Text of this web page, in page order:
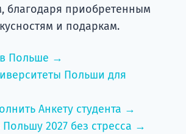
благодаря приобретенным
и подаркам.
Польше →
Польши для
Анкету студента →
2027 без стресса →